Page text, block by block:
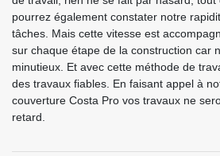
pourrez également constater notre
tâches. Mais cette vitesse est
sur chaque étape de la construction car
minutieux. Et avec cette méthode de
des travaux fiables. En faisant appel à
couverture Costa Pro vos travaux ne
retard.